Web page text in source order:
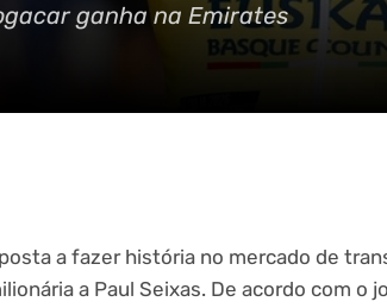
ganha na Emirates
a fazer história no mercado de
a Paul Seixas. De acordo com o